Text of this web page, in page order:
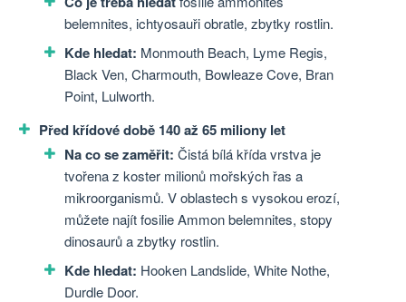
belemnites, ichtyosauři obratle, zbytky rostlin.
Kde hledat: Monmouth Beach, Lyme Regis,
Black Ven, Charmouth, Bowleaze Cove, Bran
Point, Lulworth.
Před křídové době 140 až 65 miliony let
Na co se zaměřit: Čistá bílá křída vrstva je
tvořena z koster milionů mořských řas a
mikroorganismů. V oblastech s vysokou erozí,
můžete najít fosilie Ammon belemnites, stopy
dinosaurů a zbytky rostlin.
Kde hledat: Hooken Landslide, White Nothe,
Durdle Door.